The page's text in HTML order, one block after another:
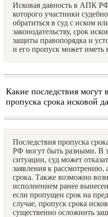
Исковая давность в АПК
которого участники
обратиться в суд с иском
законодательству, срок
защиты правопорядка и
и его пропуск может иметь
Какие последствия могут
пропуска срока исковой
Последствия пропуска
РФ могут быть разными. В
ситуации, суд может
заявления к рассмотрению,
срока. Также возможно
исполнением ранее
если пропущен срок на
случае, пропуск срока
существенно осложнить